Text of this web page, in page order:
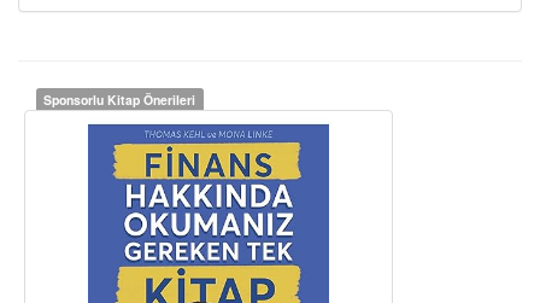
Sponsorlu Kitap Önerileri